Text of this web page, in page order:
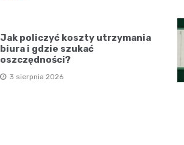
Jak policzyć koszty utrzymania
biura i gdzie szukać
oszczędności?
3 sierpnia 2026